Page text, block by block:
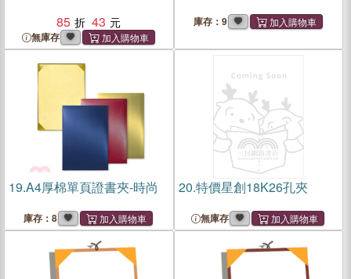
85
43
無庫存
庫存：9
19.A4厚棉單頁證書夾-時尚
庫存：8
20.特價星創18K26孔夾
無庫存